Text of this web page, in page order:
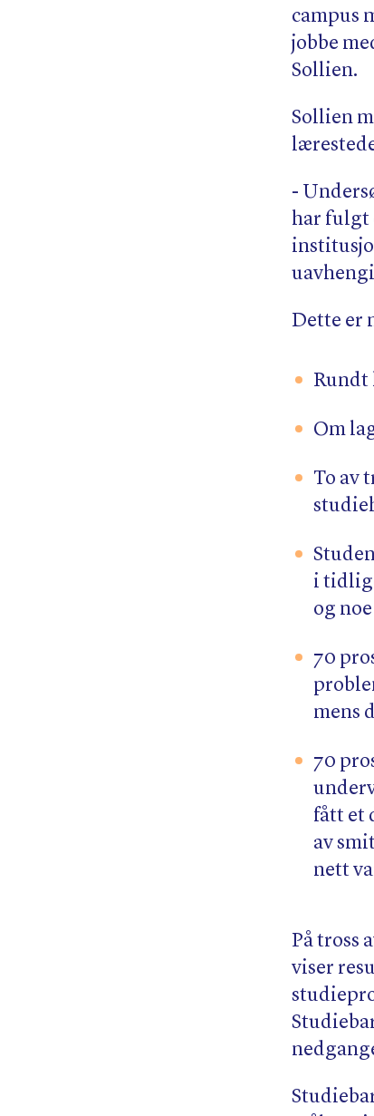
campus
jobbe
Sollien.
Sollien
-
har fulgt
Dette er
Rundt
Om
To av
i
og
70
mens
70
fått et
av
nett
På tross
viser